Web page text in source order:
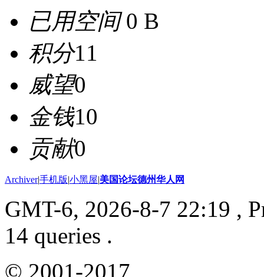
已用空间0 B
积分11
威望0
金钱10
贡献0
Archiver|手机版|小黑屋|美国论坛德州华人网
GMT-6, 2026-8-7 22:19 ,
14 queries .
© 2001-2017